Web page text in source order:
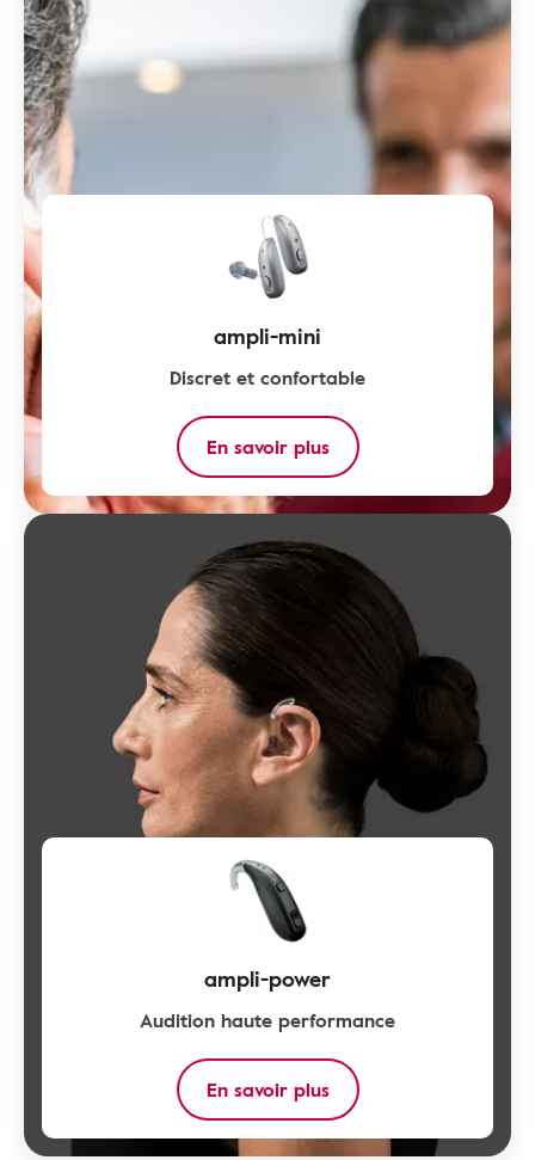
ampli-mini
Discret et confortable
En savoir plus
ampli-power
Audition haute performance
En savoir plus